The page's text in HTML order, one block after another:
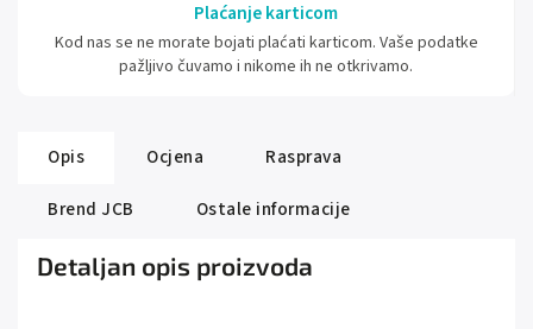
Plaćanje karticom
Kod nas se ne morate bojati plaćati karticom. Vaše podatke
pažljivo čuvamo i nikome ih ne otkrivamo.
Opis Ocjena
Rasprava
Brend JCB Ostale informacije
Detaljan opis proizvoda